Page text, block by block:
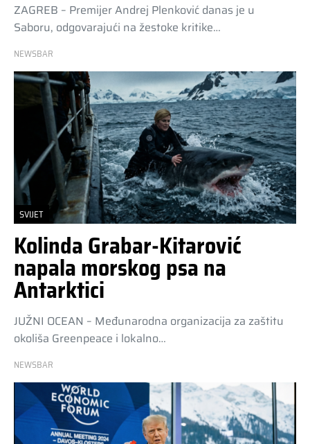
ZAGREB – Premijer Andrej Plenković danas je u
Saboru, odgovarajući na žestoke kritike…
NEWSBAR
SVIJET
Kolinda Grabar-Kitarović
napala morskog psa na
Antarktici
JUŽNI OCEAN – Međunarodna organizacija za zaštitu
okoliša Greenpeace i lokalno…
NEWSBAR